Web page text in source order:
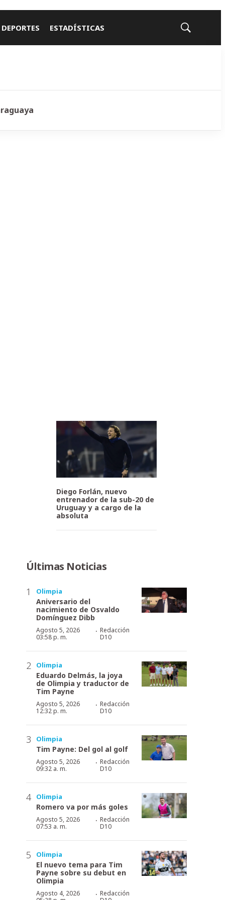
ESTADÍSTICAS
Mostrar
Diego Forlán, nuevo
entrenador de la sub-20 de
Uruguay y a cargo de la
absoluta
Últimas Noticias
Olimpia
Aniversario del
nacimiento de Osvaldo
Domínguez Dibb
Agosto 5, 2026
03:58 p. m.
· Redacción
D10
Olimpia
Eduardo Delmás, la joya
de Olimpia y traductor de
Tim Payne
Agosto 5, 2026
12:32 p. m.
· Redacción
D10
Olimpia
Tim Payne: Del gol al golf
Agosto 5, 2026
09:32 a. m.
· Redacción
D10
Olimpia
Romero va por más goles
Agosto 5, 2026
07:53 a. m.
· Redacción
D10
Olimpia
El nuevo tema para Tim
Payne sobre su debut en
Olimpia
Agosto 4, 2026
· Redacción